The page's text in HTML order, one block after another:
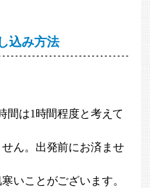
込み方法
間は1時間程度と考えて
ん。出発前にお済ませ
いことがございます。